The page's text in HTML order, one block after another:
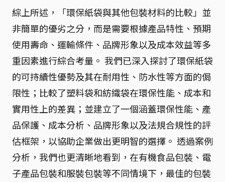
綜上所述，「環保紙袋與其他包裝材料的比較」並
非簡單的優劣之分，而是需要根據產品特性、預期
使用壽命、運輸條件、品牌形象以及成本效益等多
重因素進行綜合考量。 我們已深入探討了環保紙袋
的可持續性優勢及其在耐用性、防水性等方面的侷
限性；比較了塑料袋和紡織袋在環保性能、成本和
實用性上的差異；並建立了一個涵蓋環保性能、產
品保護、成本分析、品牌形象以及法規合規性的評
估框架，以協助企業做出更明智的選擇。 透過案例
分析，我們也更清晰地看到，在有機食品包裝、電
子產品包裝和服裝包裝等不同情境下，最佳的包裝